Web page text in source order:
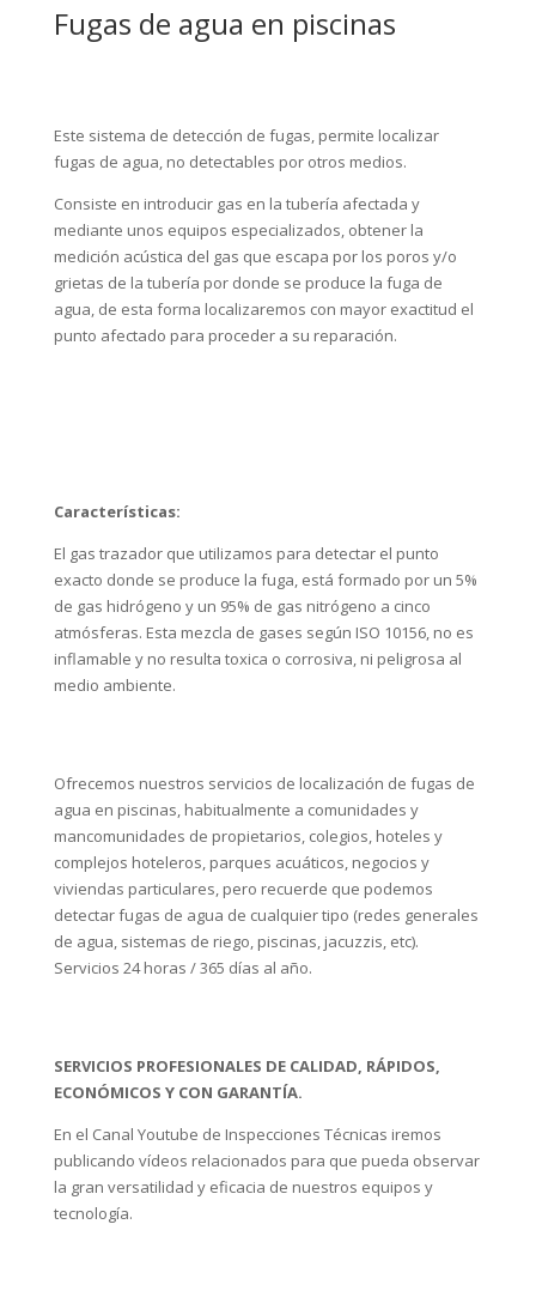
Fugas de agua en piscinas
Este sistema de detección de fugas, permite localizar
fugas de agua, no detectables por otros medios.
Consiste en introducir gas en la tubería afectada y
mediante unos equipos especializados, obtener la
medición acústica del gas que escapa por los poros y/o
grietas de la tubería por donde se produce la fuga de
agua, de esta forma localizaremos con mayor exactitud el
punto afectado para proceder a su reparación.
Características:
El gas trazador que utilizamos para detectar el punto
exacto donde se produce la fuga, está formado por un 5%
de gas hidrógeno y un 95% de gas nitrógeno a cinco
atmósferas. Esta mezcla de gases según ISO 10156, no es
inflamable y no resulta toxica o corrosiva, ni peligrosa al
medio ambiente.
Ofrecemos nuestros servicios de localización de fugas de
agua en piscinas, habitualmente a comunidades y
mancomunidades de propietarios, colegios, hoteles y
complejos hoteleros, parques acuáticos, negocios y
viviendas particulares, pero recuerde que podemos
detectar fugas de agua de cualquier tipo (redes generales
de agua, sistemas de riego, piscinas, jacuzzis, etc).
Servicios 24 horas / 365 días al año.
SERVICIOS PROFESIONALES DE CALIDAD, RÁPIDOS,
ECONÓMICOS Y CON GARANTÍA.
En el Canal Youtube de Inspecciones Técnicas iremos
publicando vídeos relacionados para que pueda observar
la gran versatilidad y eficacia de nuestros equipos y
tecnología.